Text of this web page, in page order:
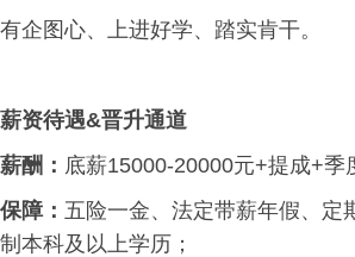
有企图心、上进好学、踏实肯干。
薪资待遇&晋升通道
薪酬： 底薪15000-20000元+提成+
保障： 五险一金、法定带薪年假、定
制本科及以上学历；